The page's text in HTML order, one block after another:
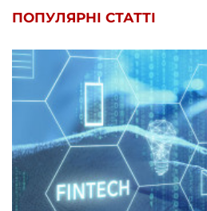
ПОПУЛЯРНІ СТАТТІ